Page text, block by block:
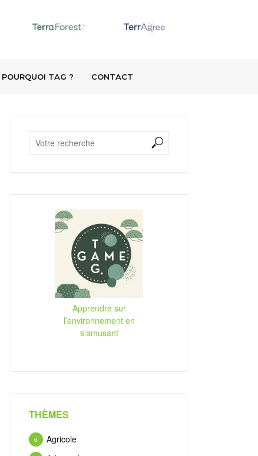
POURQUOI TAG ? CONTACT
Apprendre sur
l’environnement en
s’amusant
THÈMES
Agricole
6